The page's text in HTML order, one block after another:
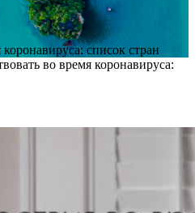
список стран
во время коронавируса: